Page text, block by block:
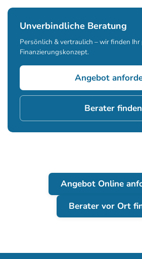
Unverbindliche Beratung
Persönlich & vertraulich – wir finden Ihr
Finanzierungskonzept.
Angebot
Berater finden
Angebot Online
Berater vor Ort